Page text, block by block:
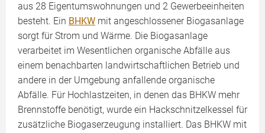
aus 28 Eigentumswohnungen und 2 Gewerbeeinheiten
besteht. Ein BHKW mit angeschlossener Biogasanlage
sorgt für Strom und Wärme. Die Biogasanlage
verarbeitet im Wesentlichen organische Abfälle aus
einem benachbarten landwirtschaftlichen Betrieb und
andere in der Umgebung anfallende organische
Abfälle. Für Hochlastzeiten, in denen das BHKW mehr
Brennstoffe benötigt, wurde ein Hackschnitzelkessel für
zusätzliche Biogaserzeugung installiert. Das BHKW mit